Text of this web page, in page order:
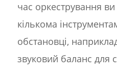
час оркестрування
кількома
обстановці,
звуковий баланс для